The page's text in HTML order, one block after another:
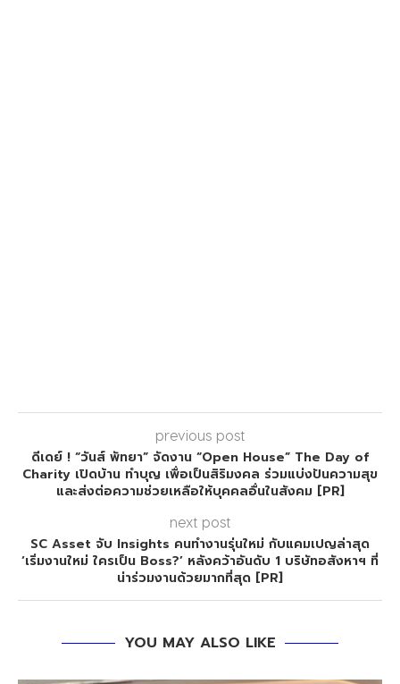
previous post
ดีเดย์ ! “วันส์ พัทยา” จัดงาน “Open House” The Day of
Charity เปิดบ้าน ทำบุญ เพื่อเป็นสิริมงคล ร่วมแบ่งปันความสุข
และส่งต่อความช่วยเหลือให้บุคคลอื่นในสังคม [PR]
next post
SC Asset จับ Insights คนทำงานรุ่นใหม่ กับแคมเปญล่าสุด
‘เริ่มงานใหม่ ใครเป็น Boss?’ หลังคว้าอันดับ 1 บริษัทอสังหาฯ ที่
น่าร่วมงานด้วยมากที่สุด [PR]
YOU MAY ALSO LIKE